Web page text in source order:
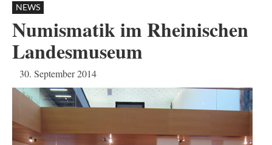
NEWS
Numismatik im Rheinischen
Landesmuseum
30. September 2014